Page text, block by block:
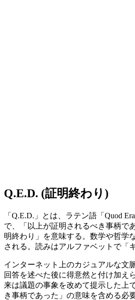
Q.E.D. (証明終わり)
「Q.E.D.」とは、ラテン語「Quod
で、「以上が証明されるべき事柄で
明終わり」を意味する。数学や哲学
される。読みはアルファベットで「
インターネット上のカジュアルな文
回答を述べた後に得意然と付け加え
来は議題の事象を改めて提示した上
き事柄であった」の意味を含める必